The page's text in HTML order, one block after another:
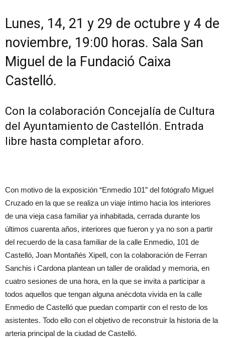
Lunes, 14, 21 y 29 de octubre y 4 de
noviembre, 19:00 horas. Sala San
Miguel de la Fundació Caixa
Castelló.
Con la colaboración Concejalía de Cultura
del Ayuntamiento de Castellón. Entrada
libre hasta completar aforo.
Con motivo de la exposición “Enmedio 101” del fotógrafo Miguel
Cruzado en la que se realiza un viaje íntimo hacia los interiores
de una vieja casa familiar ya inhabitada, cerrada durante los
últimos cuarenta años, interiores que fueron y ya no son a partir
del recuerdo de la casa familiar de la calle Enmedio, 101 de
Castelló, Joan Montañés Xipell, con la colaboración de Ferran
Sanchis i Cardona plantean un taller de oralidad y memoria, en
cuatro sesiones de una hora, en la que se invita a participar a
todos aquellos que tengan alguna anécdota vivida en la calle
Enmedio de Castelló que puedan compartir con el resto de los
asistentes. Todo ello con el objetivo de reconstruir la historia de la
arteria principal de la ciudad de Castelló.